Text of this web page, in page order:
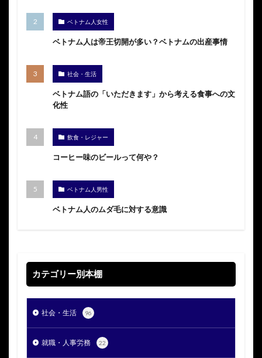
ベトナム人女性
ベトナム人は帝王切開が多い？ベトナムの出産事情
社会・生活
ベトナム語の「いただきます」から考える食事への文
化性
飲食・レジャー
コーヒー味のビールって何や？
ベトナム人男性
ベトナム人のムダ毛に対する意識
カテゴリー別本棚
社会・生活 96
就職・人事労務 22